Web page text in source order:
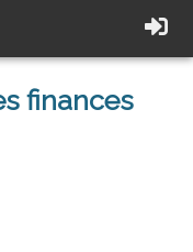
finances